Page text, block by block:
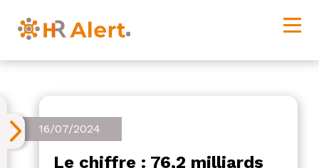
16/07/2024
Le chiffre : 76,2 milliards